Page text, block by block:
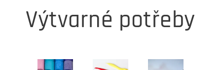
Výtvarné potřeby